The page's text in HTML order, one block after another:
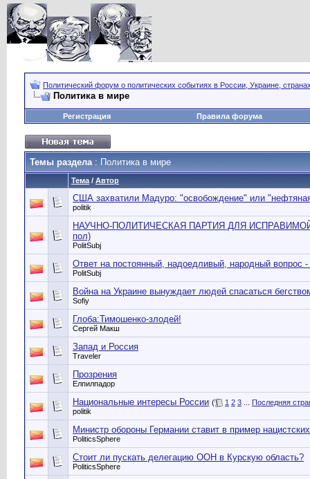
Политический форум о политических событиях в России, Украине,
Политика в мире
Регистрация Правила форума
Темы раздела: Политика в мире
Тема / Автор
США захватили Мадуро: "освобождение" или
politik
НАУЧНО-ПОЛИТИЧЕСКАЯ ПАРТИЯ ДЛЯ
пол)
PolitSubj
Ответ на постоянный, надоедливый, народный вопрос -
PolitSubj
Война на Украине вынуждает людей спасаться
Sofiy
Глоба:Тимошенко-злодей!
Сергей Макш
Запад и Россия
Traveler
Прозрения
Елпилпадор
Национальные интересы России ( 1 2 3
Последняя
politik
Министр обороны Германии ставит в пример
PoliticsSphere
Стоит ли пускать делегацию ООН в Курскую область?
PoliticsSphere